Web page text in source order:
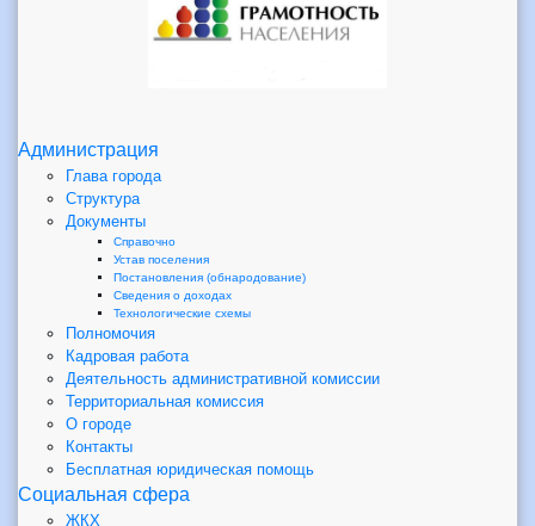
Администрация
Глава города
Структура
Документы
Справочно
Устав поселения
Постановления (обнародование)
Сведения о доходах
Технологические схемы
Полномочия
Кадровая работа
Деятельность административной комиссии
Территориальная комиссия
О городе
Контакты
Бесплатная юридическая помощь
Социальная сфера
ЖКХ